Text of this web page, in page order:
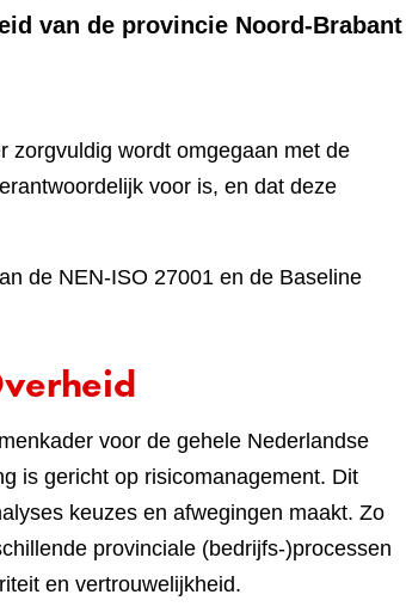
van de provincie Noord-Brabant
zorgvuldig wordt omgegaan met de
voor is, en dat deze
de NEN-ISO 27001 en de Baseline
voor de gehele Nederlandse
is gericht op risicomanagement. Dit
keuzes en afwegingen maakt. Zo
provinciale (bedrijfs-)processen
en vertrouwelijkheid.